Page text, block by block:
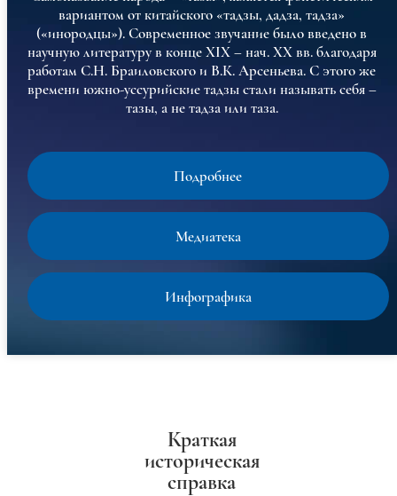
вариантом от китайского «тадзы, дадза, тадза»
(«инородцы»). Современное звучание было введено в
научную литературу в конце XIX – нач. XX вв. благодаря
работам С.Н. Браиловского и В.К. Арсеньева. С этого же
времени южно-уссурийские тадзы стали называть себя –
тазы, а не тадза или таза.
Подробнее
Медиатека
Инфографика
Краткая
историческая
справка